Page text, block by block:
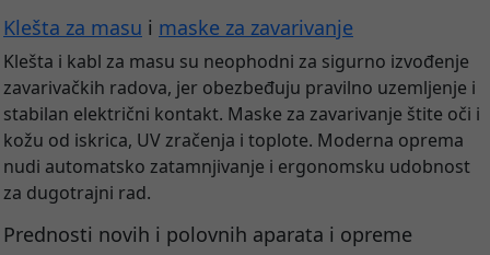
Klešta za masu i maske za zavarivanje
Klešta i kabl za masu su neophodni za sigurno izvođenje
zavarivačkih radova, jer obezbeđuju pravilno uzemljenje i
stabilan električni kontakt. Maske za zavarivanje štite oči i
kožu od iskrica, UV zračenja i toplote. Moderna oprema
nudi automatsko zatamnjivanje i ergonomsku udobnost
za dugotrajni rad.
Prednosti novih i polovnih aparata i opreme